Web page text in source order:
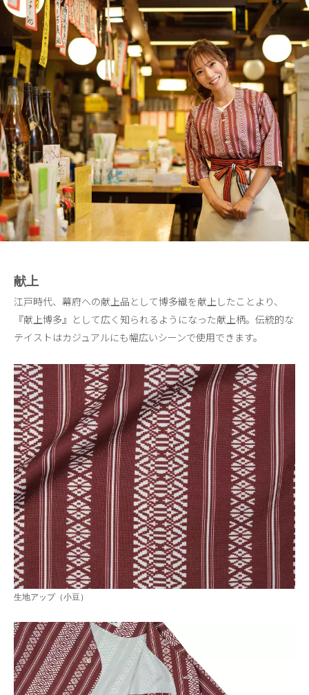
献上
江戸時代、幕府への献上品として博多織を献上したことより、
『献上博多』として広く知られるようになった献上柄。伝統的な
テイストはカジュアルにも幅広いシーンで使用できます。
生地アップ（小豆）